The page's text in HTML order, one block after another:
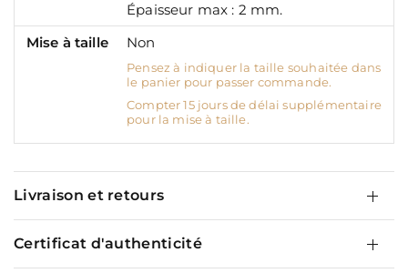
Épaisseur max : 2 mm.
Mise à taille
Non
Pensez à indiquer la taille souhaitée dans
le panier pour passer commande.
Compter 15 jours de délai supplémentaire
pour la mise à taille.
Livraison et retours
Certificat d'authenticité